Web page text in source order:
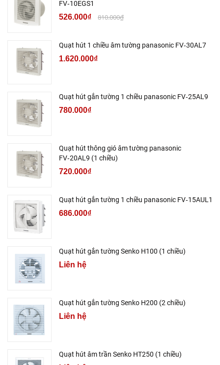
FV‑10EGS1
526.000₫ 810.000₫
Quạt hút 1 chiều âm tường panasonic FV‑30AL7
1.620.000₫
Quạt hút gắn tường 1 chiều panasonic FV‑25AL9
780.000₫
Quạt hút thông gió âm tường panasonic
FV‑20AL9 (1 chiều)
720.000₫
Quạt hút gắn tường 1 chiều panasonic FV‑15AUL1
686.000₫
Quạt hút gắn tường Senko H100 (1 chiều)
Liên hệ
Quạt hút gắn tường Senko H200 (2 chiều)
Liên hệ
Quạt hút âm trần Senko HT250 (1 chiều)